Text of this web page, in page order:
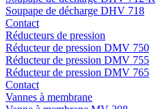
Soupape de décharge DHV 718
Contact
Réducteurs de pression
Réducteur de pression DMV 750
Réducteur de pression DMV 755
Réducteur de pression DMV 765
Contact
Vannes à membrane